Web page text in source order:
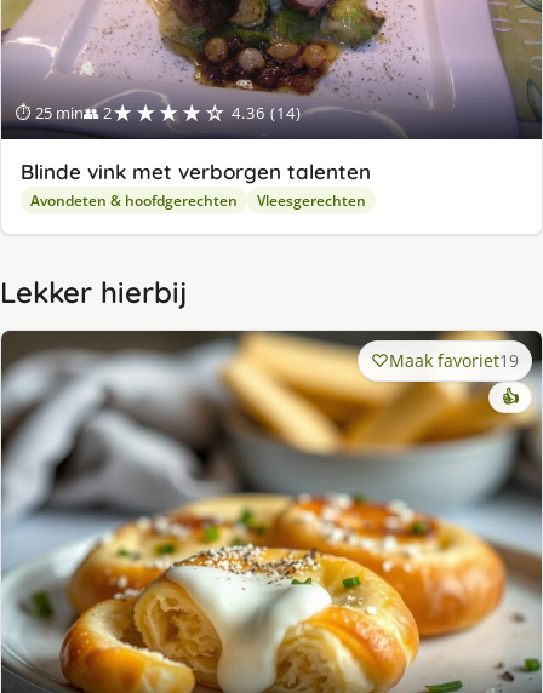
⏱ 25 min👥 2★★★★☆ 4.36 (14)
Blinde vink met verborgen talenten
Avondeten & hoofdgerechten Vleesgerechten
Lekker hierbij
Maak favoriet19
👍